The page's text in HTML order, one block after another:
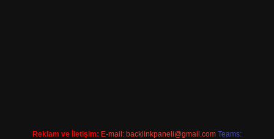
Reklam ve İletişim: E-mail: backlinkpaneli@gmail.com Teams: